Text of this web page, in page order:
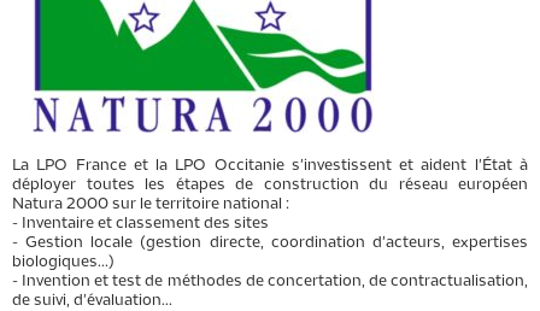
La LPO France et la LPO Occitanie s'investissent et aident l'État à
déployer toutes les étapes de construction du réseau européen
Natura 2000 sur le territoire national :
- Inventaire et classement des sites
- Gestion locale (gestion directe, coordination d'acteurs, expertises
biologiques...)
- Invention et test de méthodes de concertation, de contractualisation,
de suivi, d'évaluation...